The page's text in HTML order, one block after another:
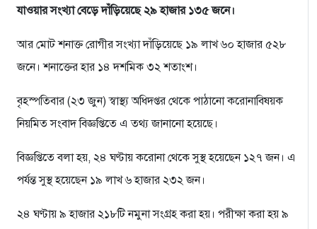
যাওয়ার সংখ্যা বেড়ে দাঁড়িয়েছে ২৯ হাজার ১৩৫ জনে।
আর মোট শনাক্ত রোগীর সংখ্যা দাঁড়িয়েছে ১৯ লাখ ৬০ হাজার ৫২৮
জনে। শনাক্তের হার ১৪ দশমিক ৩২ শতাংশ।
বৃহস্পতিবার (২৩ জুন) স্বাস্থ্য অধিদপ্তর থেকে পাঠানো করোনাবিষয়ক
নিয়মিত সংবাদ বিজ্ঞপ্তিতে এ তথ্য জানানো হয়েছে।
বিজ্ঞপ্তিতে বলা হয়, ২৪ ঘণ্টায় করোনা থেকে সুস্থ হয়েছেন ১২৭ জন। এ
পর্যন্ত সুস্থ হয়েছেন ১৯ লাখ ৬ হাজার ২৩২ জন।
২৪ ঘণ্টায় ৯ হাজার ২১৮টি নমুনা সংগ্রহ করা হয়। পরীক্ষা করা হয় ৯